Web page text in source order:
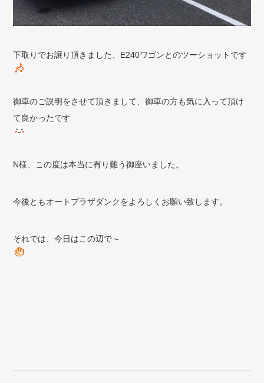
下取りでお譲り頂きました、E240ワゴンとのツーショットです
御車のご説明をさせて頂きまして、御車の方も気に入って頂け
て良かったです
N様、この度は本当に有り難う御座いました。
今後ともオートプラザダンクをよろしくお願い致します。
それでは、今日はこの辺で～